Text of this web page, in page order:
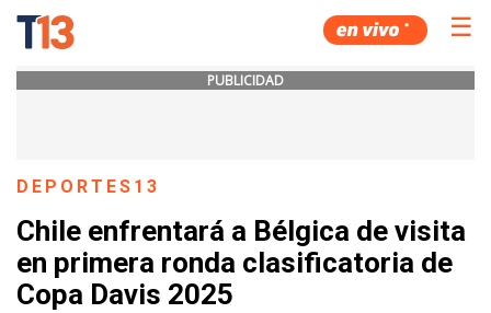
☰
PUBLICIDAD
DEPORTES13
Chile enfrentará a Bélgica de visita
en primera ronda clasificatoria de
Copa Davis 2025